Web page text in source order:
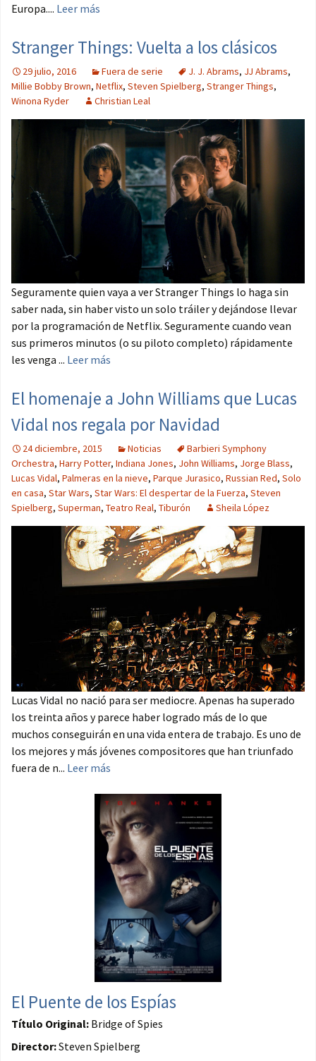
Europa.... Leer más
Stranger Things: Vuelta a los clásicos
29 julio, 2016 Fuera de serie J. J. Abrams, JJ Abrams,
Millie Bobby Brown, Netflix, Steven Spielberg, Stranger Things,
Winona Ryder
Christian Leal
Seguramente quien vaya a ver Stranger Things lo haga sin
saber nada, sin haber visto un solo tráiler y dejándose llevar
por la programación de Netflix. Seguramente cuando vean
sus primeros minutos (o su piloto completo) rápidamente
les venga ... Leer más
El homenaje a John Williams que Lucas
Vidal nos regala por Navidad
24 diciembre, 2015 Noticias
Barbieri Symphony
Orchestra, Harry Potter, Indiana Jones, John Williams, Jorge Blass,
Lucas Vidal, Palmeras en la nieve, Parque Jurasico, Russian Red, Solo
en casa, Star Wars, Star Wars: El despertar de la Fuerza, Steven
Spielberg, Superman, Teatro Real, Tiburón Sheila López
Lucas Vidal no nació para ser mediocre. Apenas ha superado
los treinta años y parece haber logrado más de lo que
muchos conseguirán en una vida entera de trabajo. Es uno de
los mejores y más jóvenes compositores que han triunfado
fuera de n... Leer más
El Puente de los Espías
Título Original: Bridge of Spies
Director:Steven Spielberg